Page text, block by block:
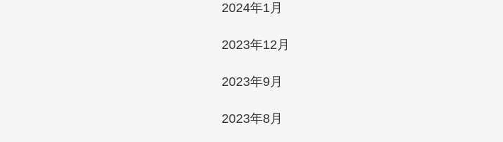
2024年1月
2023年12月
2023年9月
2023年8月